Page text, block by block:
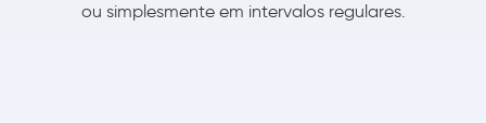
ou simplesmente em intervalos regulares.